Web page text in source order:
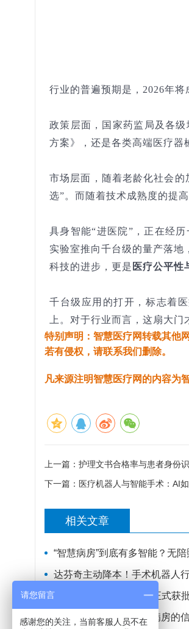
行业的普遍预期是，2026年
政策层面，国家药监局及各
方案》，还是各类高端医疗器
市场层面，随着老龄化社会
选”。而随着技术成熟度的提
具身智能“进医院”，正在经
实验室推向千台级的量产落地
科技的进步，更是 医疗公平性
千台级应用的打开，标志着
上。对于行业而言，这扇大
特别声明：智慧医疗网转载其他
若有侵权，请联系我们删除。
凡来源注明智慧医疗网的内容为
上一篇： 护理文书合格率与患者身份
下一篇： 医疗机器人与智能手术：AI
相关文章
“智慧病房”到底有多智能？无
达芬奇主动降本！手术机器人
颠覆外科机器人！FDA正式获
病房床头一体机：智慧病房的
请您留言
感谢您的关注，当前客服人员不在